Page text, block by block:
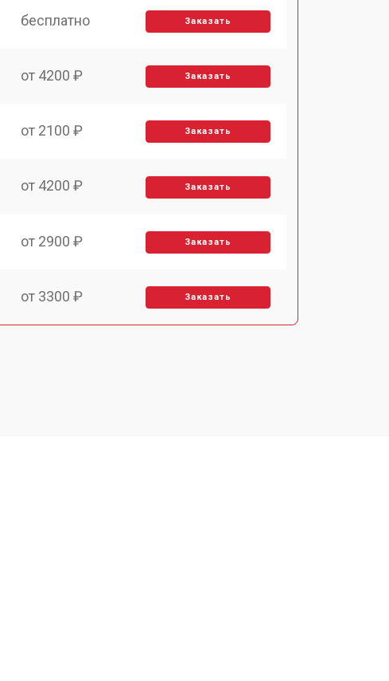
бесплатно Заказать
от 4200 ₽ Заказать
от 2100 ₽ Заказать
от 4200 ₽ Заказать
от 2900 ₽ Заказать
от 3300 ₽ Заказать